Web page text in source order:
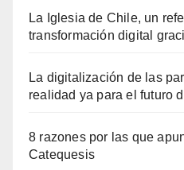
La Iglesia de Chile, un
transformación digital
La digitalización de las
realidad ya para el futuro
8 razones por las que
Catequesis